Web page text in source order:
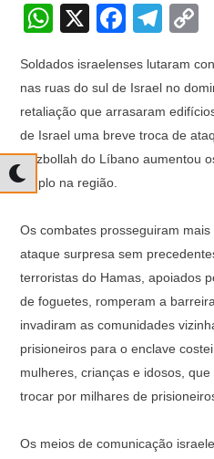
W
at
s
A
p
p
X
F
c
e
b
o
k
T
e
gr
a
m
p
y
n
Soldados israelenses lutaram
nas ruas do sul de Israel no
retaliação que arrasaram
de Israel uma breve troca de
Hezbollah do Líbano aumentou
amplo na região.⁣
Os combates prosseguiram
ataque surpresa sem
terroristas do Hamas, apoiados
de foguetes, romperam a
invadiram as comunidades
prisioneiros para o enclave
mulheres, crianças e idosos,
trocar por milhares de
Os meios de comunicação